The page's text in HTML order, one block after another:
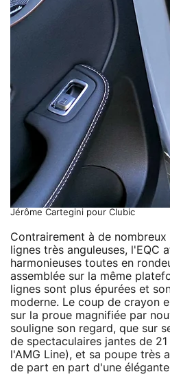
Jérôme Cartegini pour Clubic
Contrairement à de
lignes très anguleuses, l'EQC
harmonieuses toutes en
assemblée sur la même
lignes sont plus épurées et
moderne. Le coup de crayon
sur la proue magnifiée par
souligne son regard, que sur
de spectaculaires jantes de
l'AMG Line), et sa poupe très
de part en part d'une élégante